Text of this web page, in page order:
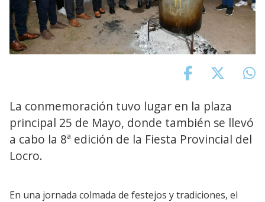
La conmemoración tuvo lugar en la plaza
principal 25 de Mayo, donde también se llevó
a cabo la 8ª edición de la Fiesta Provincial del
Locro.
En una jornada colmada de festejos y tradiciones, el